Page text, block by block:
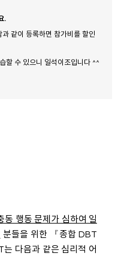
.
같이 등록하면 참가비를 할인
할 수 있으니 일석이조입니다 ^^
동 행동 문제가 심하여 일
분들을 위한 『종합 DBT
는 다음과 같은 심리적 어